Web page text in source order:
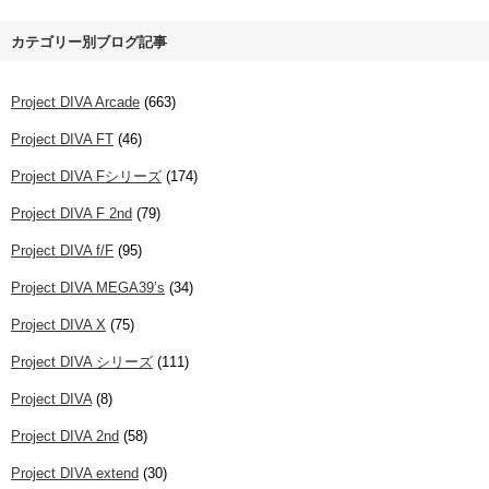
カテゴリー別ブログ記事
Project DIVA Arcade (663)
Project DIVA FT (46)
Project DIVA Fシリーズ (174)
Project DIVA F 2nd (79)
Project DIVA f/F (95)
Project DIVA MEGA39’s (34)
Project DIVA X (75)
Project DIVA シリーズ (111)
Project DIVA(8)
Project DIVA 2nd (58)
Project DIVA extend (30)